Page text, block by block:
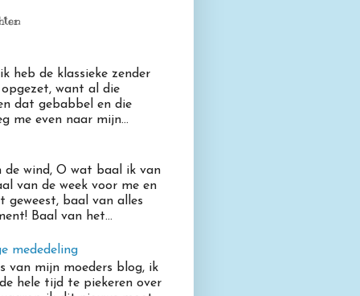
heb de klassieke zender
want al die
dat gebabbel en die
me even naar mijn...
de wind, O wat baal ik van
van de week voor me en
geweest, baal van alles
Baal van het...
mededeling
van mijn moeders blog, ik
hele tijd te piekeren over